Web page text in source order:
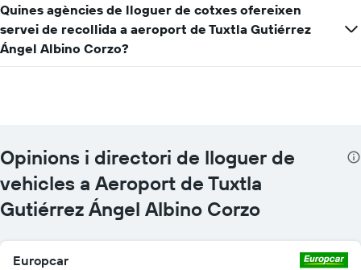
Quines agències de lloguer de cotxes ofereixen
servei de recollida a aeroport de Tuxtla Gutiérrez
Ángel Albino Corzo?
Opinions i directori de lloguer de
vehicles a Aeroport de Tuxtla
Gutiérrez Ángel Albino Corzo
Europcar